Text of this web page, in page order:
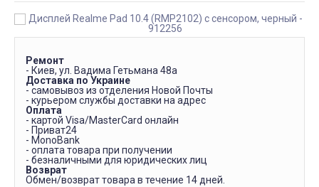
Ремонт
- Киев, ул. Вадима Гетьмана 48а
Доставка по Украине
- самовывоз из отделения Новой Почты
- курьером службы доставки на адрес
Оплата
- картой Visa/MasterCard онлайн
- Приват24
- MonoBank
- оплата товара при получении
- безналичными для юридических лиц
Возврат
Обмен/возврат товара в течение 14 дней.